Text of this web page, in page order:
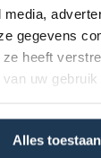
gegevens
heeft
uw gebruik
Alles toestaan